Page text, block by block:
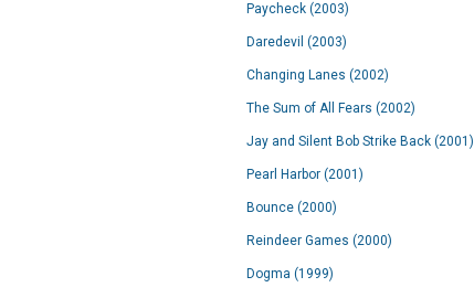
Paycheck (2003)
Daredevil (2003)
Changing Lanes (2002)
The Sum of All Fears (2002)
Jay and Silent Bob Strike Back (2001)
Pearl Harbor (2001)
Bounce (2000)
Reindeer Games (2000)
Dogma (1999)